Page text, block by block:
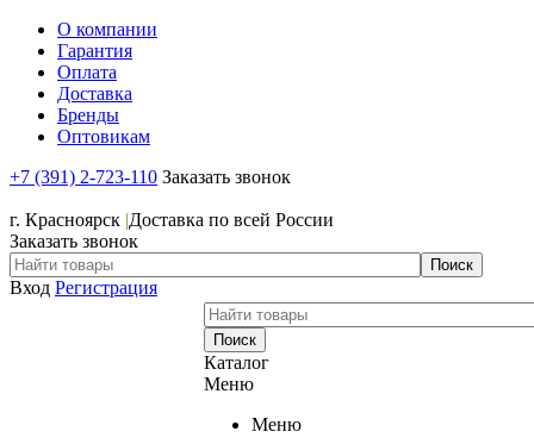
О компании
Гарантия
Оплата
Доставка
Бренды
Оптовикам
+7 (391) 2-723-110 Заказать звонок
г. Красноярск |Доставка по всей России
Заказать звонок
Вход Регистрация
Каталог
Меню
Меню